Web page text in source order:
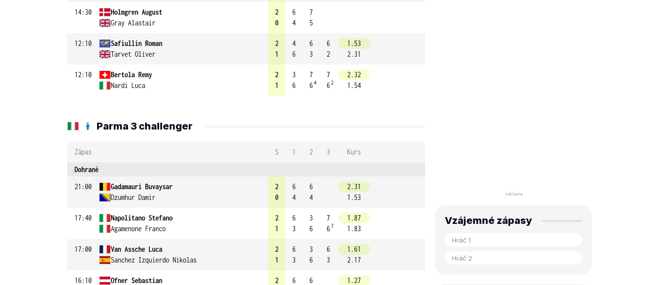
14:30
Holmgren August
Gray Alastair
2
0
6
4
7
5
12:10
Safiullin Roman
Tarvet Oliver
2
1
4
6
6
3
6
2
1.53
2.31
12:10
Bertola Remy
Nardi Luca
2
1
3
6
7
64
7
62
2.32
1.54
Parma 3 challenger
Zápas S 1 2 3 Kurs
Dohrané
21:00
Gadamauri Buvaysar
Dzumhur Damir
2
0
6
4
6
4
2.31
1.53
17:40
Napolitano Stefano
Agamenone Franco
2
1
6
3
3
6
7
67
1.87
1.83
17:00
Van Assche Luca
Sanchez Izquierdo Nikolas
2
1
6
3
3
6
6
3
1.61
2.17
16:10
Ofner Sebastian
2
6
6
1.27
Vzájemné zápasy